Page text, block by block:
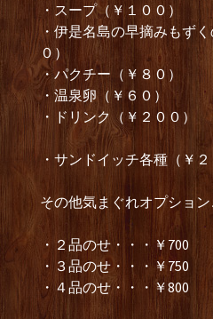
・スープ（￥１００）
・伊是名島の早摘みもず
０）
・パクチー（￥８０）
・温泉卵（￥６０）
・ドリンク（￥２００）
・サンドイッチ各種（￥２
その他気まぐれオプション
・２品のせ・・・￥700
・３品のせ・・・￥750
・４品のせ・・・￥800